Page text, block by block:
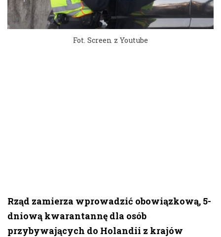
Fot. Screen z Youtube
Rząd zamierza wprowadzić obowiązkową, 5-
dniową kwarantannę dla osób
przybywających do Holandii z krajów